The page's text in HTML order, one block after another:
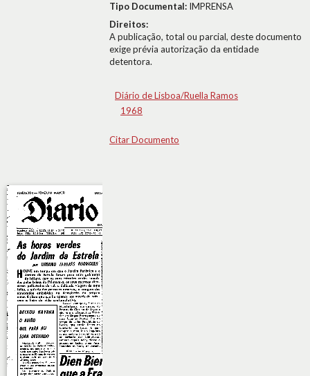
Tipo Documental: IMPRENSA
Direitos:
A publicação, total ou parcial, deste documento
exige prévia autorização da entidade
detentora.
Diário de Lisboa/Ruella Ramos
1968
Citar Documento